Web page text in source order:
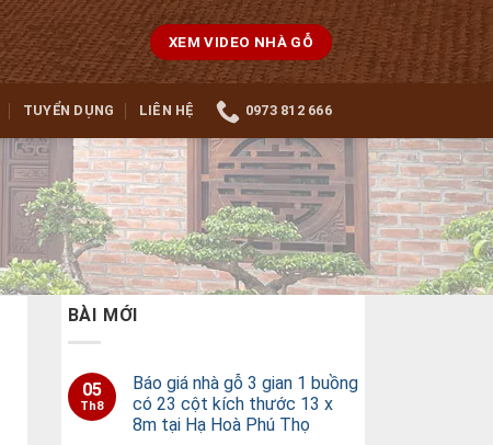
XEM VIDEO NHÀ GỖ
TUYỂN DỤNG LIÊN HỆ 0973 812 666
BÀI MỚI
05
Th8
Báo giá nhà gỗ 3 gian 1 buồng
có 23 cột kích thước 13 x
8m tại Hạ Hoà Phú Thọ